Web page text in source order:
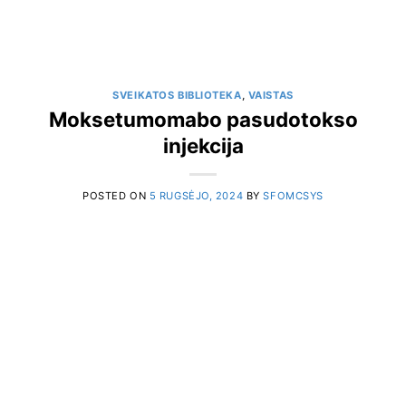
SVEIKATOS BIBLIOTEKA, VAISTAS
Moksetumomabo pasudotokso
injekcija
POSTED ON 5 RUGSĖJO, 2024 BYSFOMCSYS